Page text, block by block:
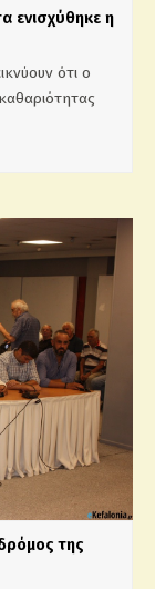
ενισχύθηκε η
ότι ο
της